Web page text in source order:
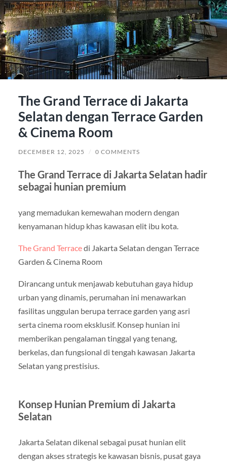
The Grand Terrace di Jakarta
Selatan dengan Terrace Garden
& Cinema Room
DECEMBER 12, 2025 / 0 COMMENTS
The Grand Terrace di Jakarta Selatan hadir
sebagai hunian premium
yang memadukan kemewahan modern dengan
kenyamanan hidup khas kawasan elit ibu kota.
The Grand Terracedi Jakarta Selatan dengan Terrace
Garden & Cinema Room
Dirancang untuk menjawab kebutuhan gaya hidup
urban yang dinamis, perumahan ini menawarkan
fasilitas unggulan berupa terrace garden yang asri
serta cinema room eksklusif. Konsep hunian ini
memberikan pengalaman tinggal yang tenang,
berkelas, dan fungsional di tengah kawasan Jakarta
Selatan yang prestisius.
Konsep Hunian Premium di Jakarta
Selatan
Jakarta Selatan dikenal sebagai pusat hunian elit
dengan akses strategis ke kawasan bisnis, pusat gaya